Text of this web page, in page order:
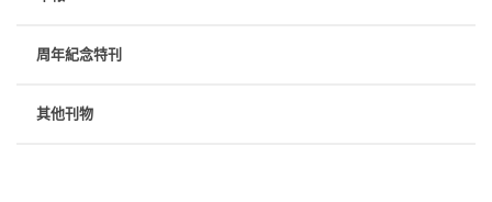
周年紀念特刊
其他刊物